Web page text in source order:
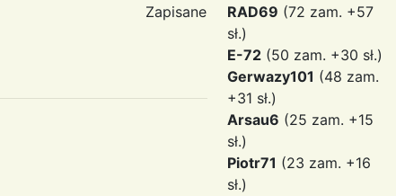
Zapisane
RAD69 (72 zam. +57
sł.)
E-72 (50 zam. +30 sł.)
Gerwazy101 (48 zam.
+31 sł.)
Arsau6 (25 zam. +15
sł.)
Piotr71 (23 zam. +16
sł.)